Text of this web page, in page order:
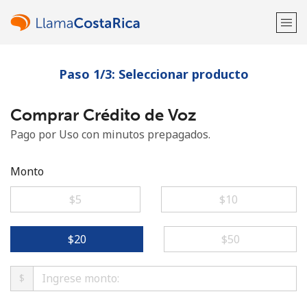
¡Bienvenido!
¿Ya tienes una cuenta?Inicia sesión →
Paso 1/3: Seleccionar producto
Comprar Crédito de Voz
Pago por Uso con minutos prepagados.
Monto
⁦$5⁩
⁦$10⁩
⁦$20⁩ ⁦$50⁩
$